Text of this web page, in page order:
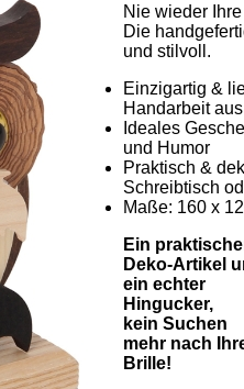
Nie wieder
Die
und stilvoll.
Einzigartig &
Handarbeit
Ideales
und Humor
Praktisch &
Schreibtisch
Maße: 160 x
Ein
Deko-Artikel
ein echter
Hingucker,
kein Suchen
mehr nach
Brille!